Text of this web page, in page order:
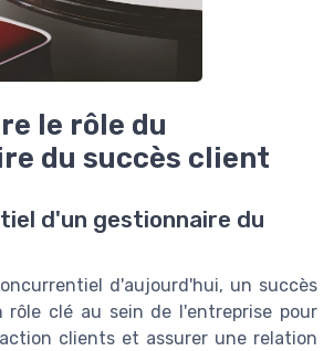
le rôle du
du succès client
d'un gestionnaire du
d'aujourd'hui, un succès
rôle clé au sein de l'entreprise pour
clients et assurer une relation